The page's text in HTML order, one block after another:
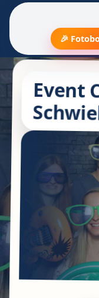
🎉
Event